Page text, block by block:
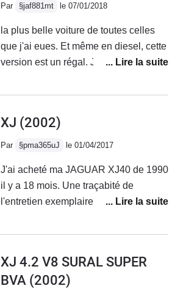
de 7lt ,a 90 on descend a 5 lt/100
l'insonorisation est parfaite....Je me
réjouis a l'avance de la prochaine....Le
robe du soir....
Par §jaf881mt le 07/01/2018
la plus belle voiture de toutes celles
que j'ai eues. Et même en diesel, cette
version est un régal. Je l'ai gardée une
avec. L'ambiance intérieure est à la
l'instrumentation. La suspension
pneumatique rajoute à ce sentiment de
XJ (2002)
Par §pma365uJ le 01/04/2017
J'ai acheté ma JAGUAR XJ40 de 1990
il y a 18 mois. Une traçabité de
l'entretien exemplaire, que je poursuis
un fil dénudé sous l'assise conducteur
électriques, le replacement de la
suspension arrière hydraulique avec
XJ 4.2 V8 SURAL SUPER
BVA (2002)